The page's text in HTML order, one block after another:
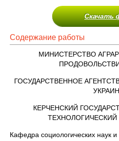
Скачать
Содержание работы
МИНИСТЕРСТВО
ГОСУДАРСТВЕННОЕ
КЕРЧЕНСКИЙ
Кафедра социологических наук